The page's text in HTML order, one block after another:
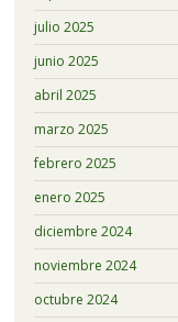
julio 2025
junio 2025
abril 2025
marzo 2025
febrero 2025
enero 2025
diciembre 2024
noviembre 2024
octubre 2024